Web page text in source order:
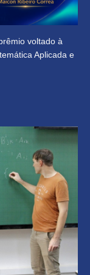
voltado à
Aplicada e